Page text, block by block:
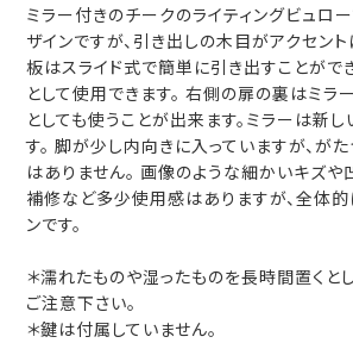
ミラー付きのチークのライティングビュロ
ザインですが、引き出しの木目がアクセント
板はスライド式で簡単に引き出すことがで
として使用できます。 右側の扉の裏はミラ
としても使うことが出来ます。ミラーは新
す。 脚が少し内向きに入っていますが、が
はありません。 画像のような細かいキズや
補修など多少使用感はありますが、全体的
ンです。
＊濡れたものや湿ったものを長時間置くと
ご注意下さい。
＊鍵は付属していません。